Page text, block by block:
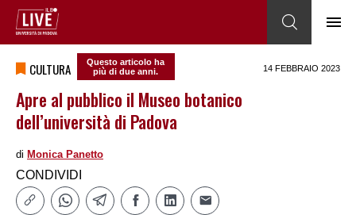
CULTURA
Questo articolo ha
più di due anni.
14 FEBBRAIO 2023
Apre al pubblico il Museo botanico
dell’università di Padova
di Monica Panetto
CONDIVIDI